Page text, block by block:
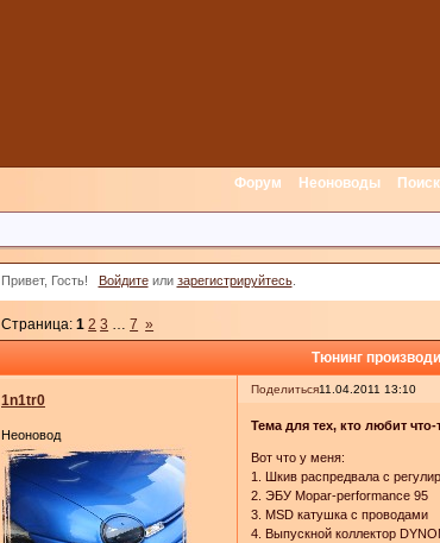
Форум Неоноводы Поиск
Привет, Гость! Войдитеили зарегистрируйтесь.
Тюнинг
Страница:1 2 3 … 7 »
Поделиться11.04.2011 13:10
1n1tr0
Неоновод
Тема для тех, кто любит
Вот что у меня:
1. Шкив распредвала с
2. ЭБУ Mopar-performance 95
3. MSD катушка с проводами
4. Выпускной коллектор